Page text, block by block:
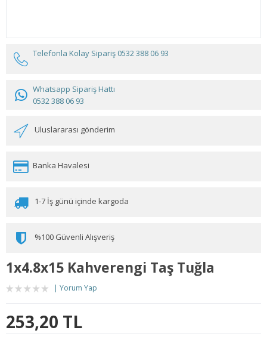
Telefonla Kolay Sipariş 0532 388 06 93
Whatsapp Sipariş Hattı
0532 388 06 93
Uluslararası gönderim
Banka Havalesi
1-7 İş günü içinde kargoda
%100 Güvenli Alışveriş
1x4.8x15 Kahverengi Taş Tuğla
Yorum Yap
253,20 TL